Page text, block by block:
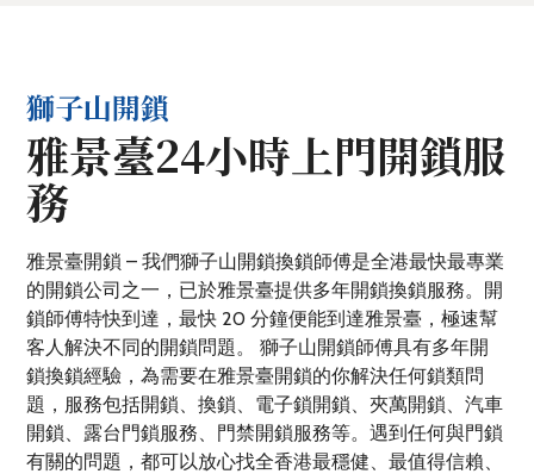
獅子山開鎖
雅景臺24小時上門開鎖服
務
雅景臺開鎖 – 我們獅子山開鎖換鎖師傅是全港最快最專業
的開鎖公司之一，已於雅景臺提供多年開鎖換鎖服務。開
鎖師傅特快到達，最快 20 分鐘便能到達雅景臺，極速幫
客人解決不同的開鎖問題。 獅子山開鎖師傅具有多年開
鎖換鎖經驗，為需要在雅景臺開鎖的你解決任何鎖類問
題，服務包括開鎖、換鎖、電子鎖開鎖、夾萬開鎖、汽車
開鎖、露台門鎖服務、門禁開鎖服務等。遇到任何與門鎖
有關的問題，都可以放心找全香港最穩健、最值得信賴、